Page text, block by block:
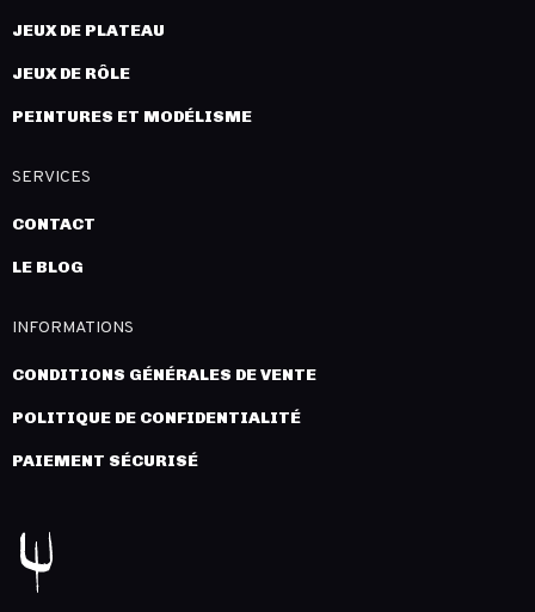
JEUX DE PLATEAU
JEUX DE RÔLE
PEINTURES ET MODÉLISME
SERVICES
CONTACT
LE BLOG
INFORMATIONS
CONDITIONS GÉNÉRALES DE VENTE
POLITIQUE DE CONFIDENTIALITÉ
PAIEMENT SÉCURISÉ